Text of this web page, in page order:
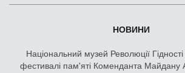
НОВИНИ
Національний музей Революції
фестивалі пам'яті Коменданта Майдану